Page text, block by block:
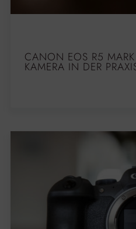
CANON EOS R5
KAMERA IN DER